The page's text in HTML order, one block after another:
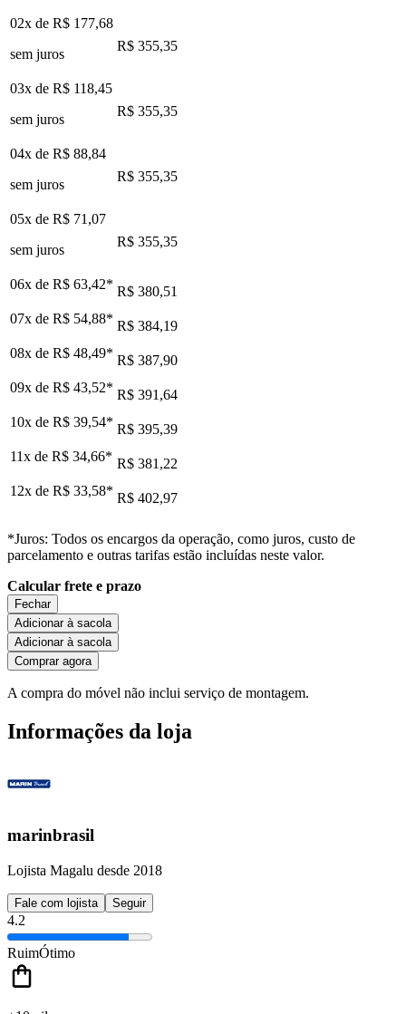
02x de R$ 177,68
sem juros
R$ 355,35
03x de R$ 118,45
sem juros
R$ 355,35
04x de R$ 88,84
sem juros
R$ 355,35
05x de R$ 71,07
sem juros
R$ 355,35
06x de R$ 63,42* R$ 380,51
07x de R$ 54,88* R$ 384,19
08x de R$ 48,49* R$ 387,90
09x de R$ 43,52* R$ 391,64
10x de R$ 39,54* R$ 395,39
11x de R$ 34,66* R$ 381,22
12x de R$ 33,58* R$ 402,97
*Juros: Todos os encargos da operação, como juros, custo de
parcelamento e outras tarifas estão incluídas neste valor.
Calcular frete e prazo
Fechar
Adicionar à sacola
Adicionar à sacola
Comprar agora
A compra do móvel não inclui serviço de montagem.
Informações da loja
marinbrasil
Lojista Magalu desde 2018
Fale com lojista Seguir
4.2
RuimÓtimo